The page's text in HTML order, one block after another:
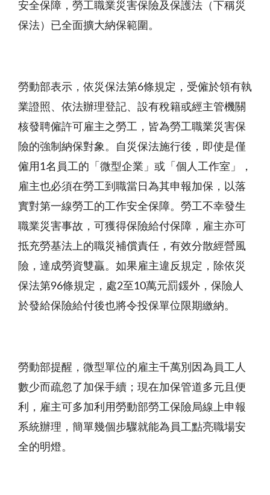
安全保障，勞工職業災害保險及保護法（下稱災
保法）已全面擴大納保範圍。
勞動部表示，依災保法第6條規定，受僱於領有執
業證照、依法辦理登記、設有稅籍或經主管機關
核發聘僱許可雇主之勞工，皆為勞工職業災害保
險的強制納保對象。自災保法施行後，即使是僅
僱用1名員工的「微型企業」或「個人工作室」，
雇主也必須在勞工到職當日為其申報加保，以落
實對第一線勞工的工作安全保障。勞工不幸發生
職業災害事故，可獲得保險給付保障，雇主亦可
抵充勞基法上的職災補償責任，有效分散經營風
險，達成勞資雙贏。如果雇主違反規定，除依災
保法第96條規定，處2至10萬元罰鍰外，保險人
於發給保險給付後也將令投保單位限期繳納。
勞動部提醒，微型單位的雇主千萬別因為員工人
數少而疏忽了加保手續；現在加保管道多元且便
利，雇主可多加利用勞動部勞工保險局線上申報
系統辦理，簡單幾個步驟就能為員工點亮職場安
全的明燈。